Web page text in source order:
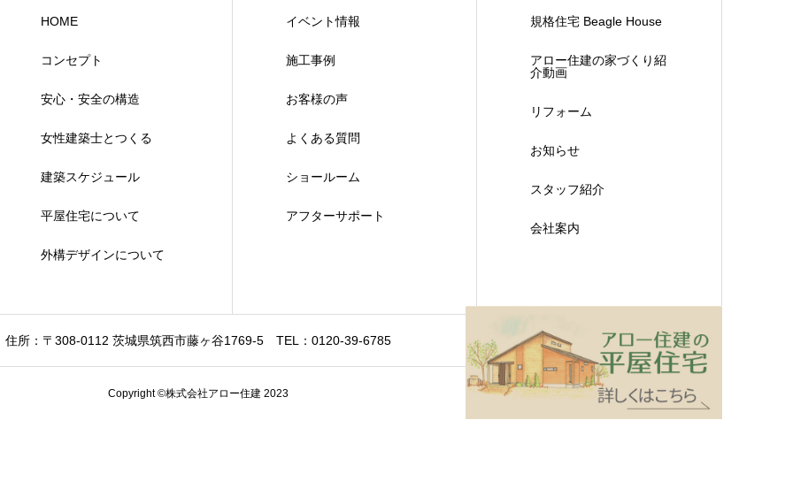
HOME
コンセプト
安心・安全の構造
女性建築士とつくる
建築スケジュール
平屋住宅について
外構デザインについて
イベント情報
施工事例
お客様の声
よくある質問
ショールーム
アフターサポート
規格住宅 Beagle House
アロー住建の家づくり紹
介動画
リフォーム
お知らせ
スタッフ紹介
会社案内
住所：〒308-0112 茨城県筑西市藤ヶ谷1769-5 TEL：0120-39-6785
Copyright ©株式会社アロー住建 2023